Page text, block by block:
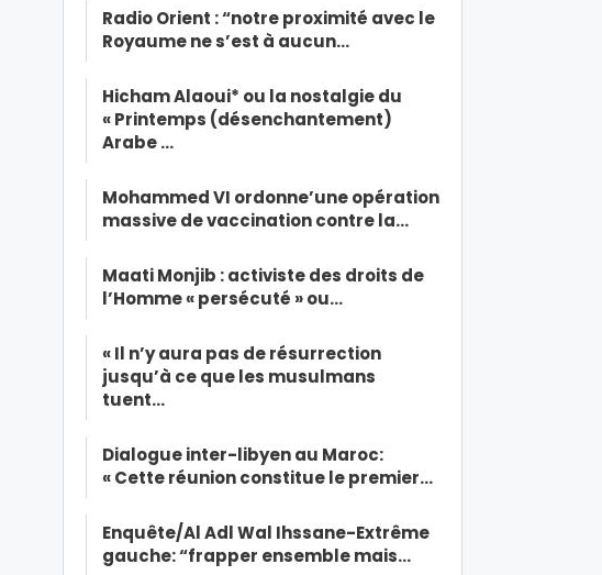
Radio Orient : “notre proximité avec le
Royaume ne s’est à aucun…
Hicham Alaoui* ou la nostalgie du
« Printemps (désenchantement)
Arabe …
Mohammed VI ordonne’une opération
massive de vaccination contre la…
Maati Monjib : activiste des droits de
l’Homme « persécuté » ou…
« Il n’y aura pas de résurrection
jusqu’à ce que les musulmans
tuent…
Dialogue inter-libyen au Maroc:
« Cette réunion constitue le premier…
Enquête/Al Adl Wal Ihssane-Extrême
gauche: “frapper ensemble mais…